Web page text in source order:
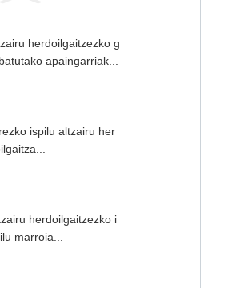
herdoilgaitzezko g
apaingarriak...
ispilu altzairu her
herdoilgaitzezko i
marroia...